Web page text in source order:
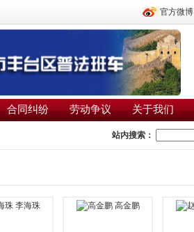
官方微博
合同纠纷 劳动争议 关于我们
站内搜索：
李海珠 高金鹏